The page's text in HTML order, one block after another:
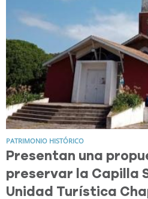
PATRIMONIO HISTÓRICO
Presentan una
preservar la Capilla
Unidad Turística